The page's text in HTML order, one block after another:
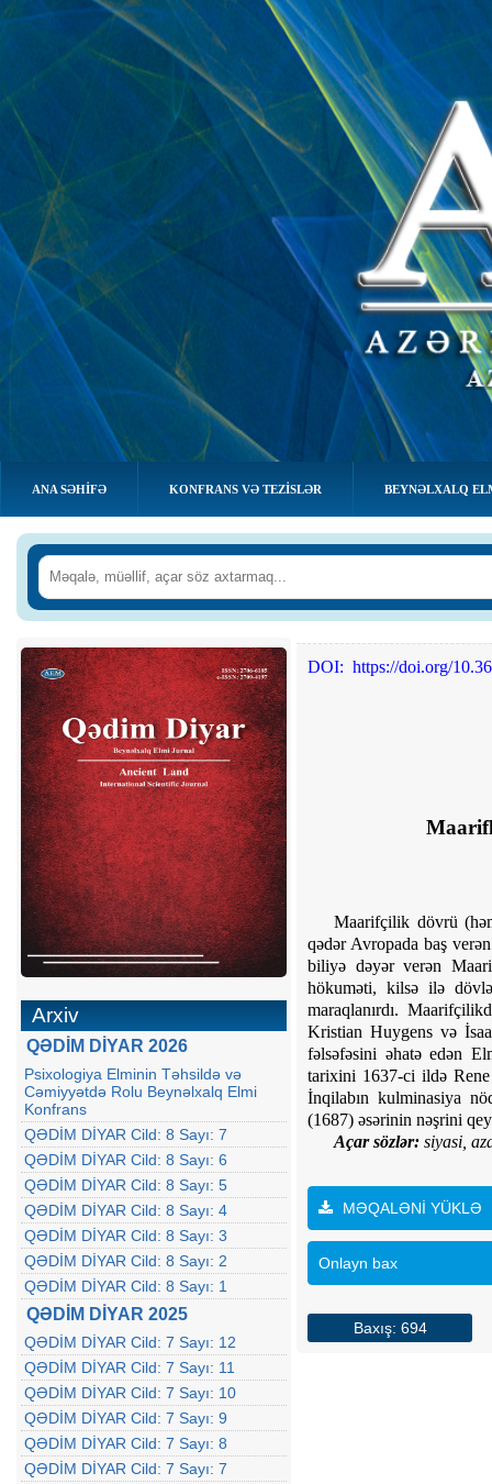
ANA SƏHIFƏ KONFRANS VƏ TEZİSLƏR BEYNƏLXALQ
Arxiv
QƏDİM DİYAR 2026
Psixologiya Elminin Təhsildə və
Cəmiyyətdə Rolu Beynəlxalq Elmi
Konfrans
QƏDİM DİYAR Cild: 8 Sayı: 7
QƏDİM DİYAR Cild: 8 Sayı: 6
QƏDİM DİYAR Cild: 8 Sayı: 5
QƏDİM DİYAR Cild: 8 Sayı: 4
QƏDİM DİYAR Cild: 8 Sayı: 3
QƏDİM DİYAR Cild: 8 Sayı: 2
QƏDİM DİYAR Cild: 8 Sayı: 1
QƏDİM DİYAR 2025
QƏDİM DİYAR Cild: 7 Sayı: 12
QƏDİM DİYAR Cild: 7 Sayı: 11
QƏDİM DİYAR Cild: 7 Sayı: 10
QƏDİM DİYAR Cild: 7 Sayı: 9
QƏDİM DİYAR Cild: 7 Sayı: 8
QƏDİM DİYAR Cild: 7 Sayı: 7
DOI: https://doi.org/
Maarifçilik dövrü
qədər Avropada baş
biliyə dəyər verən
hökuməti, kilsə ilə
maraqlanırdı.
Kristian Huygens və
fəlsəfəsini əhatə edən
tarixini 1637-ci ildə
İnqilabın kulminasiya
(1687) əsərinin nəşrini
Açar sözlər: siyasi,
MƏQALƏNİ YÜKLƏ
Onlayn bax
Baxış: 694